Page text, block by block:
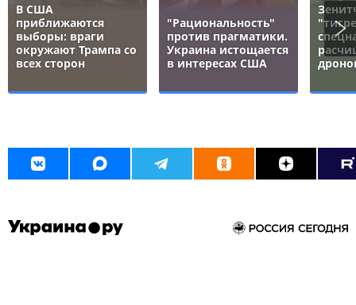
В США
приближаются
выборы: враги
окружают Трампа со
всех сторон
"Рациональность"
против прагматики.
Украина истощается
в интересах США